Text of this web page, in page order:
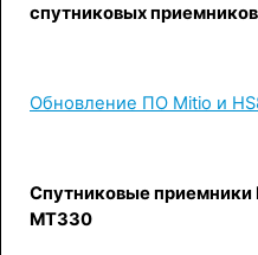
спутниковых
Обновление ПО Mitio и
Спутниковые приемники
MT330